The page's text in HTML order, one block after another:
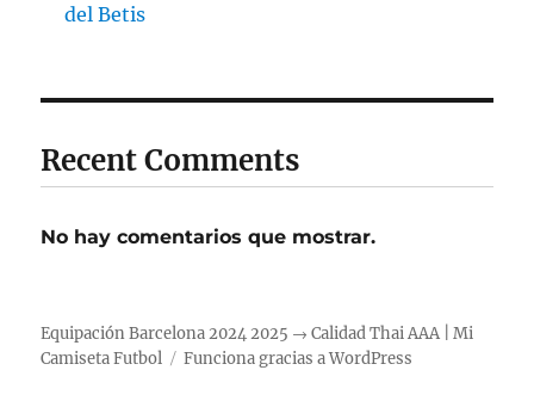
del Betis
Recent Comments
No hay comentarios que mostrar.
Equipación Barcelona 2024 2025 → Calidad Thai AAA | Mi
Camiseta Futbol
Funciona gracias a WordPress